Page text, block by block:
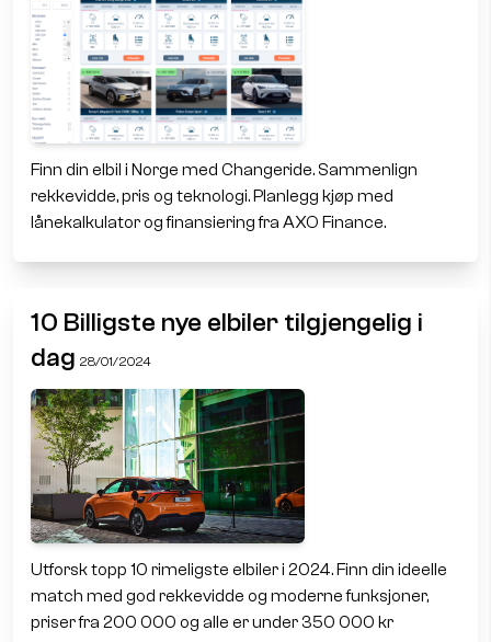
Finn din elbil i Norge med Changeride. Sammenlign
rekkevidde, pris og teknologi. Planlegg kjøp med
lånekalkulator og finansiering fra AXO Finance.
10 Billigste nye elbiler tilgjengelig i
dag 28/01/2024
Utforsk topp 10 rimeligste elbiler i 2024. Finn din ideelle
match med god rekkevidde og moderne funksjoner,
priser fra 200 000 og alle er under 350 000 kr